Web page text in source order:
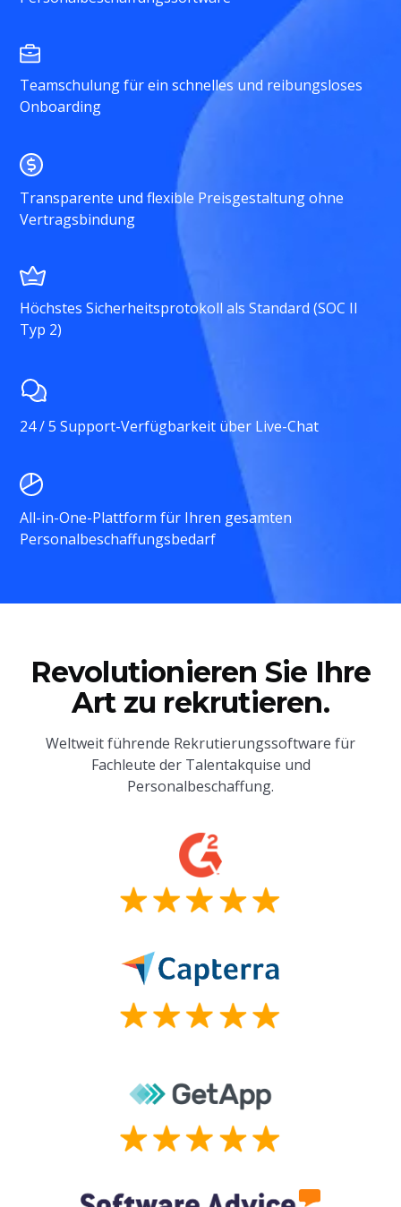
Teamschulung für ein schnelles und reibungsloses
Onboarding
Transparente und flexible Preisgestaltung ohne
Vertragsbindung
Höchstes Sicherheitsprotokoll als Standard (SOC II
Typ 2)
24 / 5 Support-Verfügbarkeit über Live-Chat
All-in-One-Plattform für Ihren gesamten
Personalbeschaffungsbedarf
Revolutionieren Sie Ihre
Art zu rekrutieren.
Weltweit führende Rekrutierungssoftware für
Fachleute der Talentakquise und
Personalbeschaffung.